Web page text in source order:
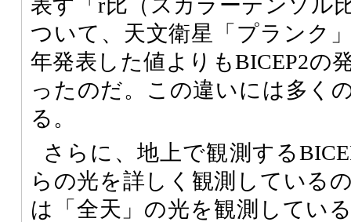
表す「r比（スカラーテンソル
ついて、天文衛星「プランク
年発表した値よりもBICEP2の
ったのだ。この違いには多く
る。
さらに、地上で観測する
らの光を詳しく観測している
は「全天」の光を観測してい